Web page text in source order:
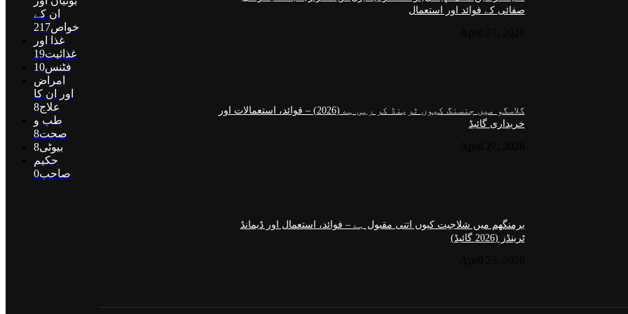
صفائی کے فوائد اور استعمال
گلاسگو میں جنسنگ کیوں ٹرینڈ کر رہی ہے (2026) – فوائد، استعمالات اور
خریداری گائیڈ
برمنگھم میں شلاجیت کیوں اتنی مقبول ہے – فوائد، استعمال اور ڈیمانڈ
ٹرینڈز (2026 گائیڈ)
ان کے
خواص217
غذا اور
غذائیت19
فٹنس10
امراض
اور ان کا
علاج8
طب و
صحت8
بیوٹی8
حکیم
صاحب0